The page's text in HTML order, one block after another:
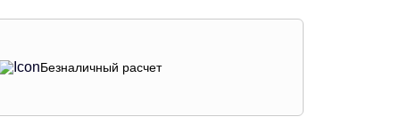
Безналичный расчет